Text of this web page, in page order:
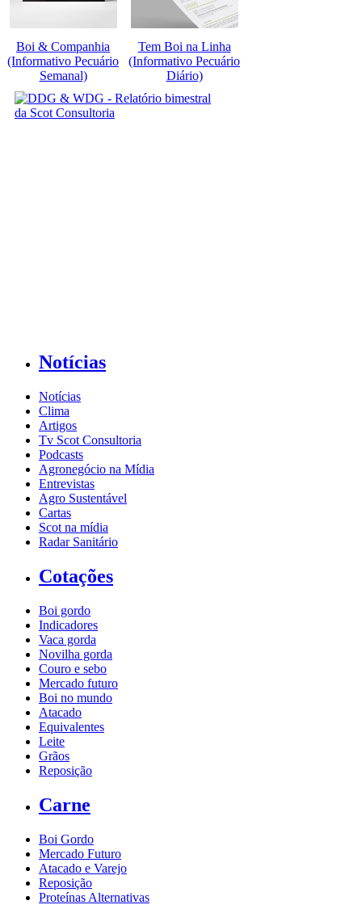
Boi & Companhia
(Informativo Pecuário
Semanal)
Tem Boi na Linha
(Informativo Pecuário
Diário)
Notícias
Notícias
Clima
Artigos
Tv Scot Consultoria
Podcasts
Agronegócio na Mídia
Entrevistas
Agro Sustentável
Cartas
Scot na mídia
Radar Sanitário
Cotações
Boi gordo
Indicadores
Vaca gorda
Novilha gorda
Couro e sebo
Mercado futuro
Boi no mundo
Atacado
Equivalentes
Leite
Grãos
Reposição
Carne
Boi Gordo
Mercado Futuro
Atacado e Varejo
Reposição
Proteínas Alternativas